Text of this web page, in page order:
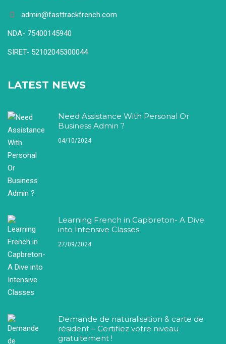
admin@fasttrackfrench.com
NDA- 75400145940
SIRET- 52102045300044
LATEST NEWS
Need Assistance With Personal Or
Business Admin ?
04/10/2024
Learning French in Capbreton- A Dive
into Intensive Classes
27/09/2024
Demande de naturalisation & carte de
résident – Certifiez votre niveau
gratuitement !